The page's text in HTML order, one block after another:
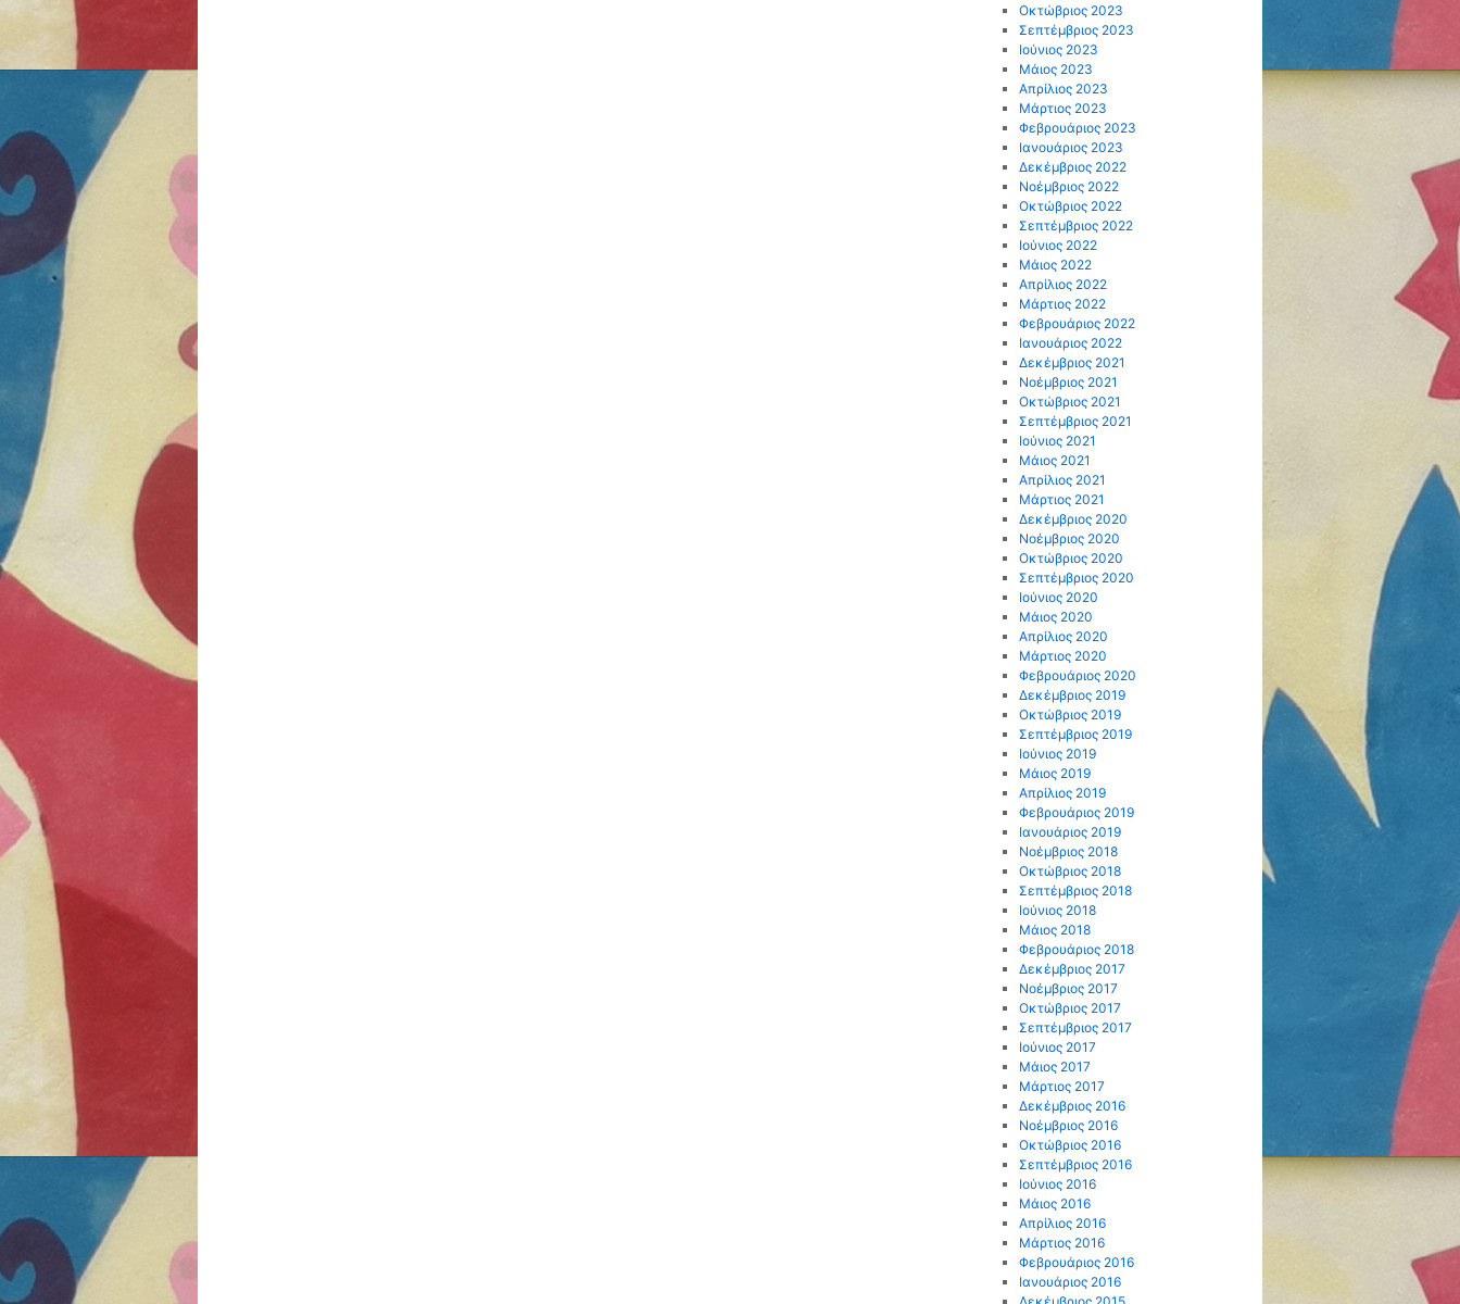
Οκτώβριος 2023
Σεπτέμβριος 2023
Ιούνιος 2023
Μάιος 2023
Απρίλιος 2023
Μάρτιος 2023
Φεβρουάριος 2023
Ιανουάριος 2023
Δεκέμβριος 2022
Νοέμβριος 2022
Οκτώβριος 2022
Σεπτέμβριος 2022
Ιούνιος 2022
Μάιος 2022
Απρίλιος 2022
Μάρτιος 2022
Φεβρουάριος 2022
Ιανουάριος 2022
Δεκέμβριος 2021
Νοέμβριος 2021
Οκτώβριος 2021
Σεπτέμβριος 2021
Ιούνιος 2021
Μάιος 2021
Απρίλιος 2021
Μάρτιος 2021
Δεκέμβριος 2020
Νοέμβριος 2020
Οκτώβριος 2020
Σεπτέμβριος 2020
Ιούνιος 2020
Μάιος 2020
Απρίλιος 2020
Μάρτιος 2020
Φεβρουάριος 2020
Δεκέμβριος 2019
Οκτώβριος 2019
Σεπτέμβριος 2019
Ιούνιος 2019
Μάιος 2019
Απρίλιος 2019
Φεβρουάριος 2019
Ιανουάριος 2019
Νοέμβριος 2018
Οκτώβριος 2018
Σεπτέμβριος 2018
Ιούνιος 2018
Μάιος 2018
Φεβρουάριος 2018
Δεκέμβριος 2017
Νοέμβριος 2017
Οκτώβριος 2017
Σεπτέμβριος 2017
Ιούνιος 2017
Μάιος 2017
Μάρτιος 2017
Δεκέμβριος 2016
Νοέμβριος 2016
Οκτώβριος 2016
Σεπτέμβριος 2016
Ιούνιος 2016
Μάιος 2016
Απρίλιος 2016
Μάρτιος 2016
Φεβρουάριος 2016
Ιανουάριος 2016